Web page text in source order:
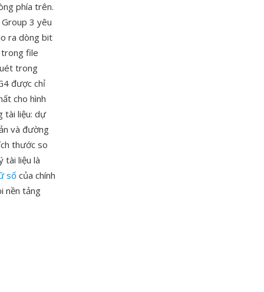
phía trên.
3 yêu
ra dòng bit
trong file
trong
được chỉ
cho hình
tài liệu: dự
và đường
thước so
tài liệu là
số của chính
nền tảng